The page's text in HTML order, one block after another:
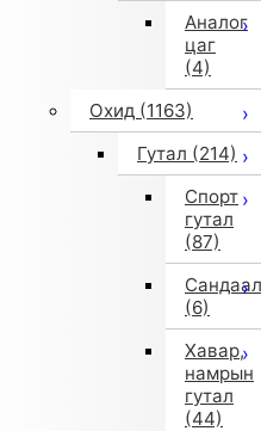
Аналог
цаг
(4)
Охид (1163)
Гутал (214)
Спорт
гутал
(87)
Сандаал
(6)
Хавар,
намрын
гутал
(44)
(GREEN)